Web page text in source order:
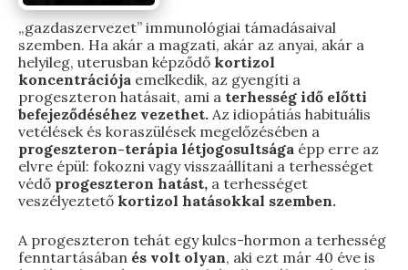
„gazdaszervezet” immunológiai támadásaival
szemben. Ha akár a magzati, akár az anyai, akár a
helyileg, uterusban képződő kortizol
koncentrációja emelkedik, az gyengíti a
progeszteron hatásait, ami a terhesség idő előtti
befejeződéséhez vezethet. Az idiopátiás habituális
vetélések és koraszülések megelőzésében a
progeszteron-terápia létjogosultsága épp erre az
elvre épül: fokozni vagy visszaállítani a terhességet
védő progeszteron hatást, a terhességet
veszélyeztető kortizol hatásokkal szemben.
A progeszteron tehát egy kulcs-hormon a terhesség
fenntartásában és volt olyan, aki ezt már 40 éve is